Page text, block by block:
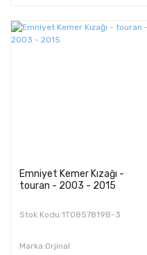
Emniyet Kemer Kızağı -
touran - 2003 - 2015
Stok Kodu:1T0857819B-3
Marka:Orjinal